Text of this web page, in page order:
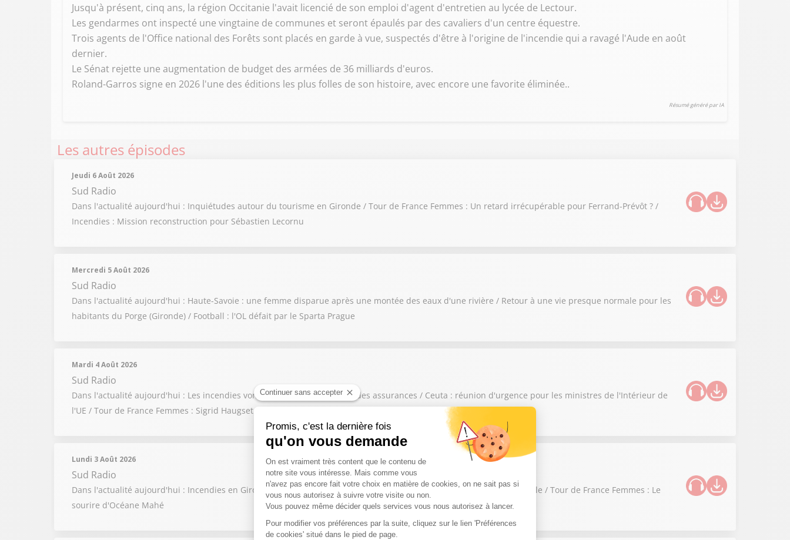
Jusqu'à présent, cinq ans, la région Occitanie l'avait licencié de son emploi d'agent d'entretien au lycée de Lectour.
Les gendarmes ont inspecté une vingtaine de communes et seront épaulés par des cavaliers d'un centre équestre.
Trois agents de l'Office national des Forêts sont placés en garde à vue, suspectés d'être à l'origine de l'incendie qui a ravagé l'Aude en août
dernier.
Le Sénat rejette une augmentation de budget des armées de 36 milliards d'euros.
Roland-Garros signe en 2026 l'une des éditions les plus folles de son histoire, avec encore une favorite éliminée..
Résumé généré par IA
Les autres épisodes
Jeudi 6 Août 2026
Sud Radio
Dans l'actualité aujourd'hui : Inquiétudes autour du tourisme en Gironde / Tour de France Femmes : Un retard irrécupérable pour Ferrand-Prévôt ? /
Incendies : Mission reconstruction pour Sébastien Lecornu
Mercredi 5 Août 2026
Sud Radio
Dans l'actualité aujourd'hui : Haute-Savoie : une femme disparue après une montée des eaux d'une rivière / Retour à une vie presque normale pour les
habitants du Porge (Gironde) / Football : l'OL défait par le Sparta Prague
Mardi 4 Août 2026
Sud Radio
Dans l'actualité aujourd'hui : Les incendies vont faire augmenter le prix des assurances / Ceuta : réunion d'urgence pour les ministres de l'Intérieur de
l'UE / Tour de France Femmes : Sigrid Haugset créée l'exploit
Lundi 3 Août 2026
Sud Radio
Dans l'actualité aujourd'hui : Incendies en Gironde, dans l'Aude et dans le Var / 30 000 personnes confinées en Moselle / Tour de France Femmes : Le
sourire d'Océane Mahé